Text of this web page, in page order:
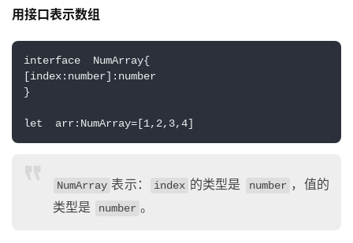
服
务
项
目
I
登录
用接口表示数组
interface  NumArray{
[index:number]:number
}
let  arr:NumArray=[1,2,3,4]
NumArray 表示： index 的类型是 number ，值的
类型是
number 。